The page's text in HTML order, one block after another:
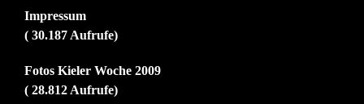
Impressum
( 30.187 Aufrufe)
Fotos Kieler Woche 2009
( 28.812 Aufrufe)